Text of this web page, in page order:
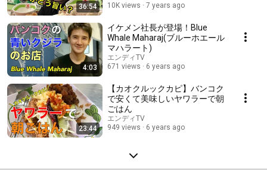
36:54
10K views
7 years ago
4:03
イケメン社長が登場！Blue
Whale Maharaj(ブルーホエール
マハラート)
エンディTV
671 views
6 years ago
23:44
【カオクルックカピ】バンコク
で安くて美味しいヤワラーで朝
ごはん
エンディTV
949 views
6 years ago